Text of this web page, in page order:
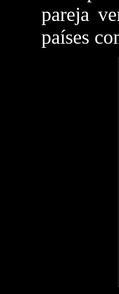
pareja
países